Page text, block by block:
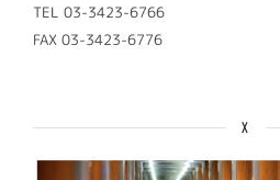
TEL 03-3423-6766
FAX 03-3423-6776
X